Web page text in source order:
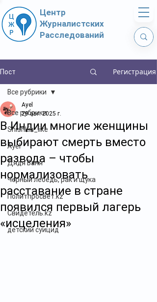
Центр
Журналистских
Расследований
Пост Регистрация
Все рубрики
Shishkin_like
Ayel
Дядя Ваня
Чёрный лебедь, рак и щука
Политпросвет.kz
Свидетель.kz
детский суицид
Все рубрики
В Индии многие женщины
выбирают смерть вместо
развода – чтобы
нормализовать
расставание в стране
появился первый лагерь
«исцеления»
Ayel
29 авг. 2025 г.